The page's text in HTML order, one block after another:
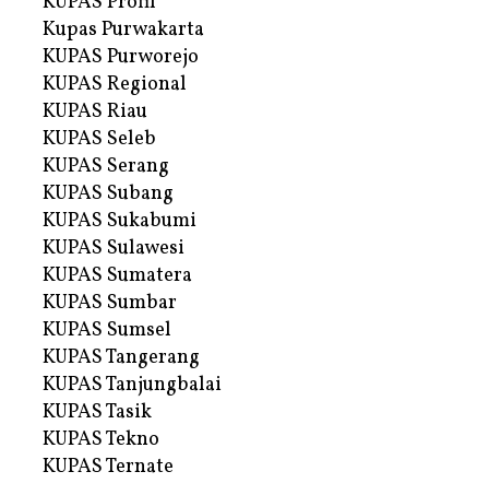
Kupas Purwakarta
KUPAS Purworejo
KUPAS Regional
KUPAS Riau
KUPAS Seleb
KUPAS Serang
KUPAS Subang
KUPAS Sukabumi
KUPAS Sulawesi
KUPAS Sumatera
KUPAS Sumbar
KUPAS Sumsel
KUPAS Tangerang
KUPAS Tanjungbalai
KUPAS Tasik
KUPAS Tekno
KUPAS Ternate